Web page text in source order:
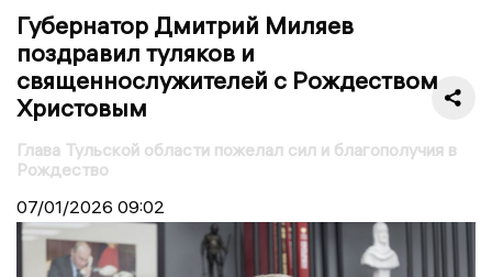
Губернатор Дмитрий Миляев
поздравил туляков и
священнослужителей с Рождеством
Христовым
Глава Тульской области пожелал сил и благополучия в
Рождество
07/01/2026 09:02